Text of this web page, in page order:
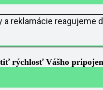
a reklamácie reagujeme
rýchlosť Vášho